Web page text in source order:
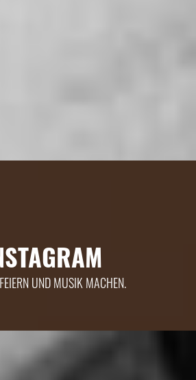
UND MUSIK MACHEN.